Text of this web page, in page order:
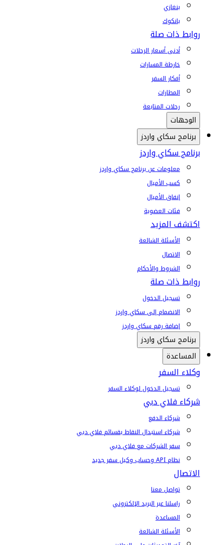
بنغازي
بانكوك
روابط ذات صلة
أدنى أسعار الرحلات
خارطة المسارات
أفكار السفر
المطارات
رحلات المتابعة
الوجهات
برنامج سكاي واردز
برنامج سكاي واردز
معلومات عن برنامج سكاي واردز
كسب الأميال
إنفاق الأميال
فئات العضوية
اكتشف المزيد
الأسئلة الشائعة
الاتصال
الشروط والأحكام
روابط ذات صلة
تسجيل الدخول
الانضمام إلى سكاي واردز
إضافة رقم سكاي واردز
برنامج سكاي واردز
المساعدة
وكلاء السفر
تسجيل الدخول لوكلاء السفر
شركاء فلاي دبي
شركاء الدفع
شركاء استبدال النقاط بقسائم فلاي دبي
سفر الشركات مع فلاي دبي
نظام API وحساب وكيل سفر جديد
الاتصال
تواصل معنا
راسلنا عبر البريد الإلكتروني
المساعدة
الأسئلة الشائعة